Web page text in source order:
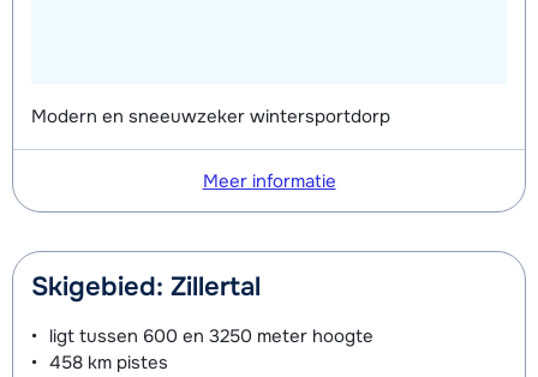
Modern en sneeuwzeker wintersportdorp
Meer informatie
Skigebied: Zillertal
ligt tussen 600 en 3250 meter hoogte
458 km pistes